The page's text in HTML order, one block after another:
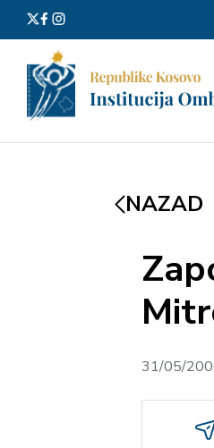
NAZAD
31/05/